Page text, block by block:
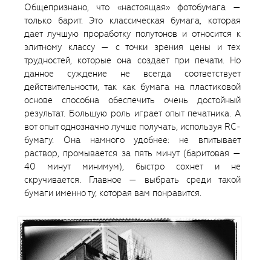
Общепризнано, что «настоящая» фотобумага —
только барит. Это классическая бумага, которая
дает лучшую проработку полутонов и относится к
элитному классу — с точки зрения цены и тех
трудностей, которые она создает при печати. Но
данное суждение не всегда соответствует
действительности, так как бумага на пластиковой
основе способна обеспечить очень достойный
результат. Большую роль играет опыт печатника. А
вот опыт однозначно лучше получать, используя RC-
бумагу. Она намного удобнее: не впитывает
раствор, промывается за пять минут (баритовая —
40 минут минимум), быстро сохнет и не
скручивается. Главное — выбрать среди такой
бумаги именно ту, которая вам понравится.